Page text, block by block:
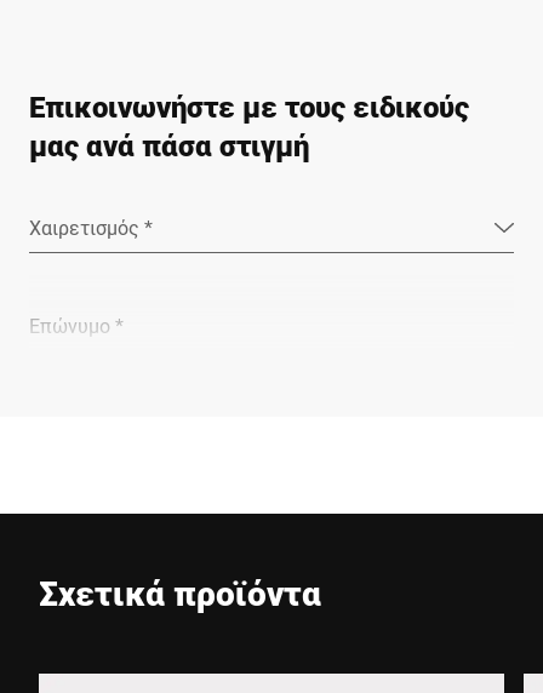
Επικοινωνήστε με τους ειδικούς
μας ανά πάσα στιγμή
Χαιρετισμός *
Επώνυμο *
E-mail *
Σχετικά προϊόντα